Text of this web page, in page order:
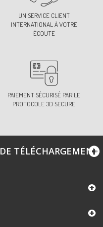
UN SERVICE CLIENT
INTERNATIONAL À VOTRE
ÉCOUTE
PAIEMENT SÉCURISÉ PAR LE
PROTOCOLE 3D SECURE
TÉLÉCHARGEMENT